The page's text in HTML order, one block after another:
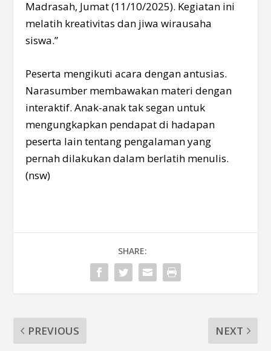
Madrasah, Jumat (11/10/2025). Kegiatan ini
melatih kreativitas dan jiwa wirausaha
siswa.”
Peserta mengikuti acara dengan antusias.
Narasumber membawakan materi dengan
interaktif. Anak-anak tak segan untuk
mengungkapkan pendapat di hadapan
peserta lain tentang pengalaman yang
pernah dilakukan dalam berlatih menulis.
(nsw)
SHARE:
PREVIOUS NEXT